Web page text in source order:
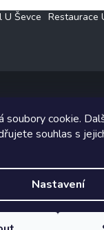
soubory cookie.
souhlas s
Nastavení
U Ševce Restaurace
Klesný s.r.o..
a na Shoptet
Shoptetak.cz.
Vytvořil